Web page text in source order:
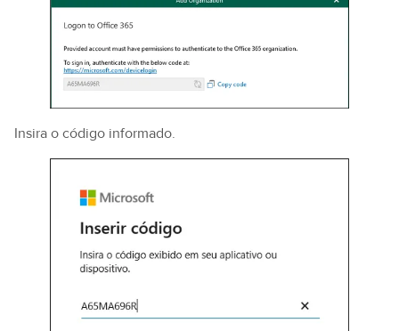
Insira o código informado.